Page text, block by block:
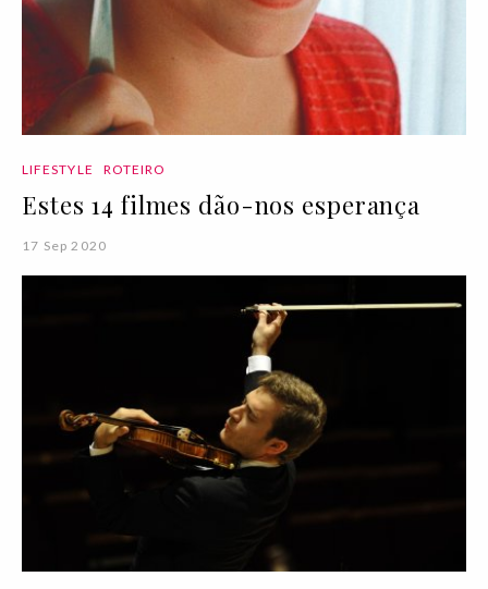
LIFESTYLE ROTEIRO
Estes 14 filmes dão-nos esperança
17 Sep 2020